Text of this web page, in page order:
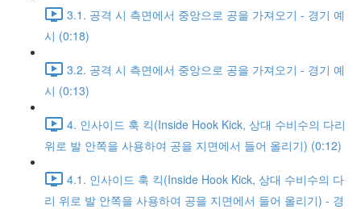
3.1. 공격 시 측면에서 중앙으로 공을 가져오기 - 경기 예
시 (0:18)
3.2. 공격 시 측면에서 중앙으로 공을 가져오기 - 경기 예
시 (0:13)
4. 인사이드 훅 킥(Inside Hook Kick, 상대 수비수의 다리
위로 발 안쪽을 사용하여 공을 지면에서 들어 올리기) (0:12)
4.1. 인사이드 훅 킥(Inside Hook Kick, 상대 수비수의 다
리 위로 발 안쪽을 사용하여 공을 지면에서 들어 올리기) - 경